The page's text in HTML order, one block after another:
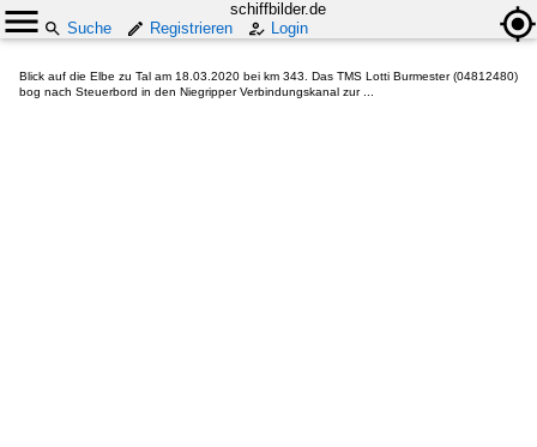
schiffbilder.de
Suche
Registrieren Login
Blick auf die Elbe zu Tal am 18.03.2020 bei km 343. Das TMS Lotti Burmester (04812480)
bog nach Steuerbord in den Niegripper Verbindungskanal zur ...